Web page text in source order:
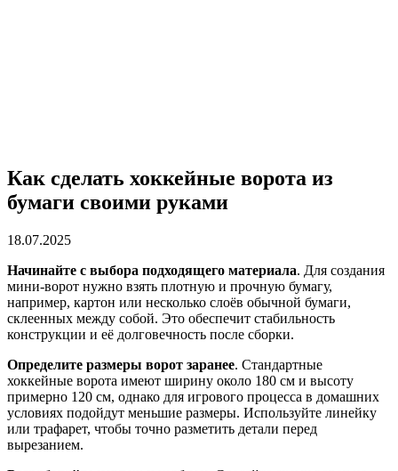
Как сделать хоккейные ворота из
бумаги своими руками
18.07.2025
Начинайте с выбора подходящего материала. Для создания
мини-ворот нужно взять плотную и прочную бумагу,
например, картон или несколько слоёв обычной бумаги,
склеенных между собой. Это обеспечит стабильность
конструкции и её долговечность после сборки.
Определите размеры ворот заранее. Стандартные
хоккейные ворота имеют ширину около 180 см и высоту
примерно 120 см, однако для игрового процесса в домашних
условиях подойдут меньшие размеры. Используйте линейку
или трафарет, чтобы точно разметить детали перед
вырезанием.